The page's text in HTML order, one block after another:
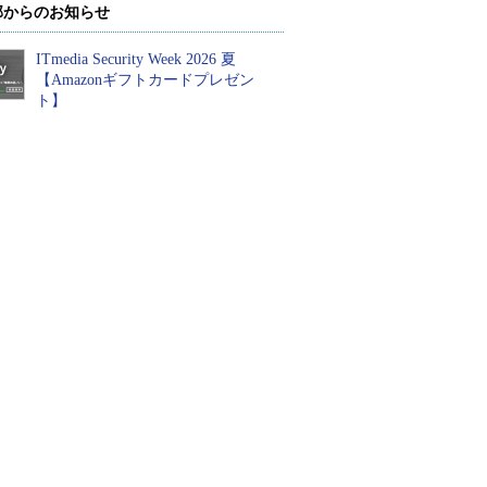
らのお知らせ
ITmedia Security Week 2026 夏
【Amazonギフトカードプレゼン
ト】